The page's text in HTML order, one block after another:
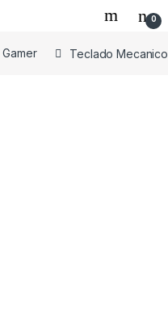
0
Teclado